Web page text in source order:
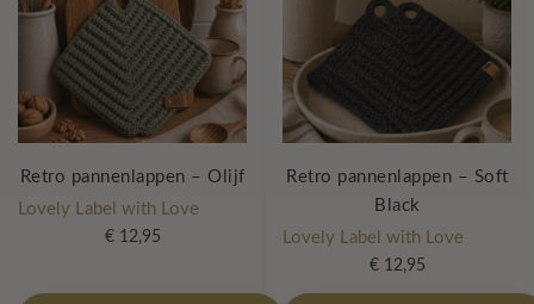
Retro pannenlappen – Olijf
Lovely Label with Love
€12,95
Retro pannenlappen – Soft
Black
Lovely Label with Love
€12,95